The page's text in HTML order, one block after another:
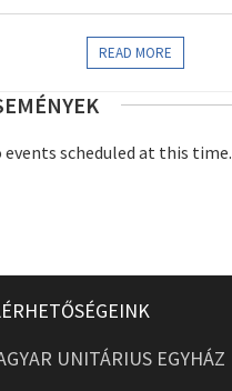
READ MORE
events scheduled at this time.
UNITÁRIUS EGYHÁZ